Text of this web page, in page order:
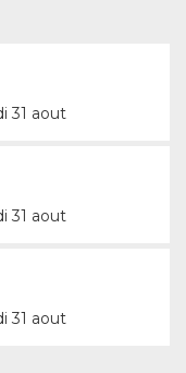
31 aout
31 aout
31 aout